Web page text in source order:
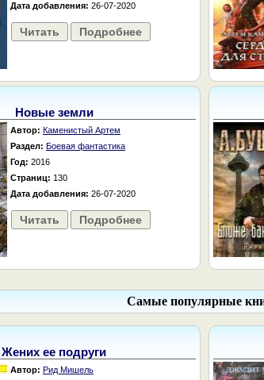
Дата добавления: 26-07-2020
Читать Подробнее
Новые земли
Автор: Каменистый Артем
Раздел: Боевая фантастика
Год: 2016
Страниц: 130
Дата добавления: 26-07-2020
Читать Подробнее
Самые популярные
Жених ее подруги
Автор: Рид Мишель